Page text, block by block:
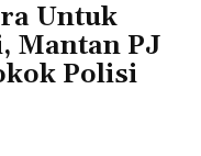
Untuk
Mantan PJ
Polisi